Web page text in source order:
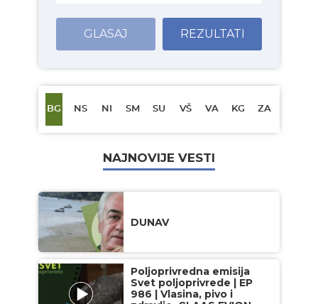
GLASAJ REZULTATI
BG NS NI SM SU VŠ VA KG ZA
NAJNOVIJE VESTI
DUNAV
Poljoprivredna emisija
Svet poljoprivrede | EP
986 | Vlasina, pivo i